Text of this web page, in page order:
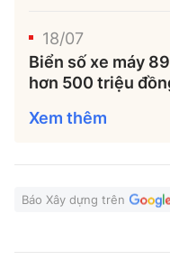
18/07
Biển số xe máy
hơn 500 triệu
Xem thêm
Báo Xây dựng trên